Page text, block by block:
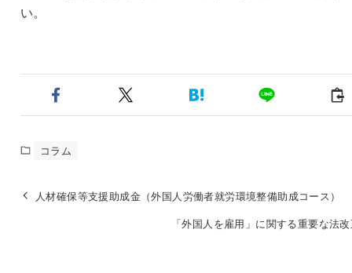
い。
コラム
人材確保等支援助成金（外国人労働者就労環境整備助成コース）
「外国人を雇用」に関する重要な法